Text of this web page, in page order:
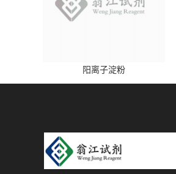
阳离子淀粉